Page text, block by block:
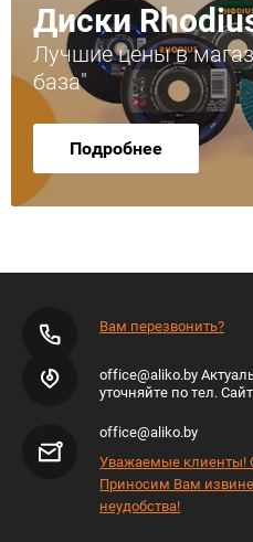
Диски
Лучшие цены в
база"
Подробнее
Вам перезвонить?
office@aliko.by
уточняйте по тел.
office@aliko.by
Уважаемые клиенты!
Приносим Вам
неудобства!